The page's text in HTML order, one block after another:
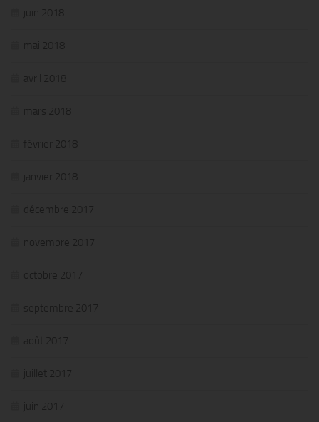
juin 2018
mai 2018
avril 2018
mars 2018
février 2018
janvier 2018
décembre 2017
novembre 2017
octobre 2017
septembre 2017
août 2017
juillet 2017
juin 2017